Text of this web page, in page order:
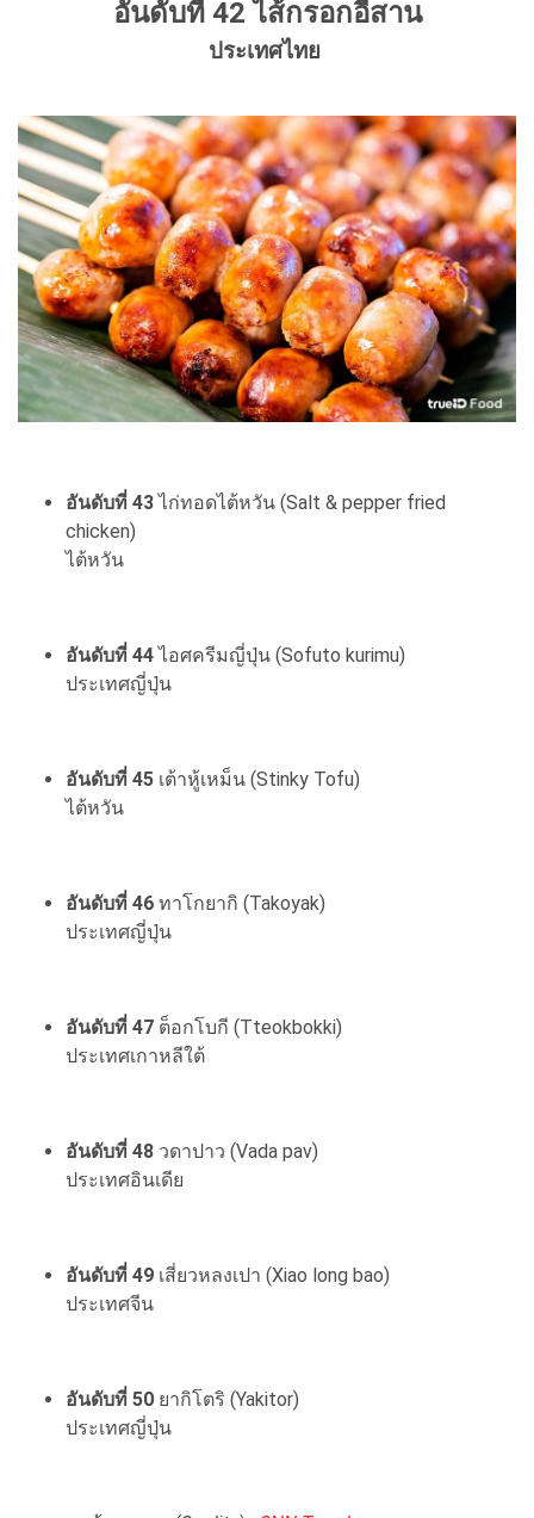
อันดับที่ 42 ไส้กรอกอีสาน
ประเทศไทย
อันดับที่ 43ไก่ทอดไต้หวัน (Salt & pepper fried
chicken)
ไต้หวัน
อันดับที่ 44ไอศครีมญี่ปุ่น (Sofuto kurimu)
ประเทศญี่ปุ่น
อันดับที่ 45 เต้าหู้เหม็น (Stinky Tofu)
ไต้หวัน
อันดับที่ 46 ทาโกยากิ (Takoyak)
ประเทศญี่ปุ่น
อันดับที่ 47 ต็อกโบกี (Tteokbokki)
ประเทศเกาหลีใต้
อันดับที่ 48 วดาปาว (Vada pav)
ประเทศอินเดีย
อันดับที่ 49 เสี่ยวหลงเปา (Xiao long bao)
ประเทศจีน
อันดับที่ 50 ยากิโตริ (Yakitor)
ประเทศญี่ปุ่น